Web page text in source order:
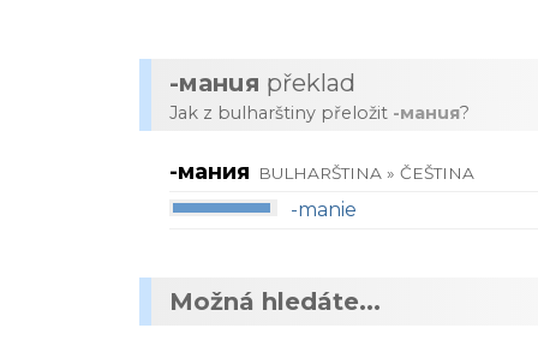
-мания překlad
Jak z bulharštiny přeložit -мания?
-мания BULHARŠTINA » ČEŠTINA
-manie
Možná hledáte...